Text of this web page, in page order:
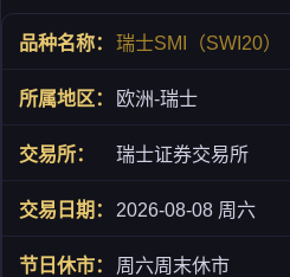
瑞士SMI（SWI20）
欧洲-瑞士
瑞士证券交易所
2026-08-08 周六
周六周末休市